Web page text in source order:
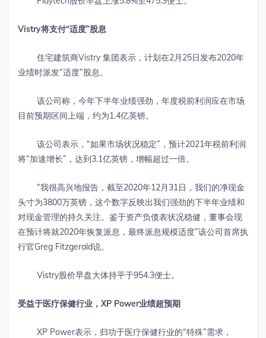
Vistry将支付“适度”股息
住宅建筑商Vistry 集团表示，计划在2月25日发布2020年
业绩时派发“适度”股息。
该公司称，今年下半年业绩强劲，年度税前利润应在市场
目前预期区间上端，约为1.4亿英镑。
该公司表示，“如果市场状况稳定”，预计2021年税前利润
将“加速增长”，达到3.1亿英镑，增幅超过一倍。
“我很高兴地报告，截至2020年12月31日，我们的净现金
头寸为3800万英镑，这个数字反映出我们强劲的下半年业绩和
对现金管理的持久关注。鉴于资产负债表状况稳健，董事会现
在预计将就2020年恢复派息，最终派息规模适度”该公司首席执
行官Greg Fitzgerald说。
Vistry股价早盘大体持平于954.3便士。
受益于医疗保健行业， XP Power业绩超预期
XP Power表示，归功于医疗保健行业的“特殊”需求，